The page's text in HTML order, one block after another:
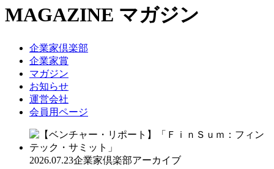
MAGAZINE マガジン
企業家倶楽部
企業家賞
マガジン
お知らせ
運営会社
会員用ページ
2026.07.23企業家倶楽部アーカイブ